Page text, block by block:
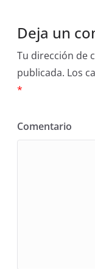
Deja un
Tu dirección de
publicada. Los
*
Comentario